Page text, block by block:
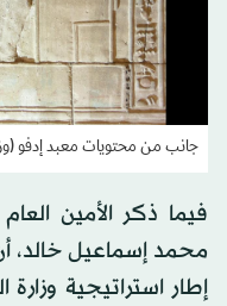
جانب من محتويات معبد إدفو
فيما ذكر الأمين
محمد إسماعيل خالد،
إطار استراتيجية